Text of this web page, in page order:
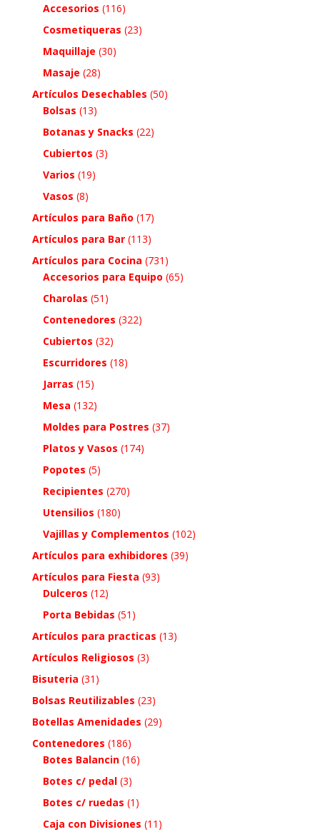
Accesorios (116)
Cosmetiqueras (23)
Maquillaje (30)
Masaje (28)
Artículos Desechables (50)
Bolsas (13)
Botanas y Snacks (22)
Cubiertos (3)
Varios (19)
Vasos (8)
Artículos para Baño (17)
Artículos para Bar (113)
Artículos para Cocina (731)
Accesorios para Equipo (65)
Charolas (51)
Contenedores (322)
Cubiertos (32)
Escurridores (18)
Jarras (15)
Mesa (132)
Moldes para Postres (37)
Platos y Vasos (174)
Popotes (5)
Recipientes (270)
Utensilios (180)
Vajillas y Complementos (102)
Artículos para exhibidores (39)
Artículos para Fiesta (93)
Dulceros (12)
Porta Bebidas (51)
Artículos para practicas (13)
Artículos Religiosos (3)
Bisuteria (31)
Bolsas Reutilizables (23)
Botellas Amenidades (29)
Contenedores (186)
Botes Balancin (16)
Botes c/ pedal (3)
Botes c/ ruedas (1)
Caja con Divisiones (11)